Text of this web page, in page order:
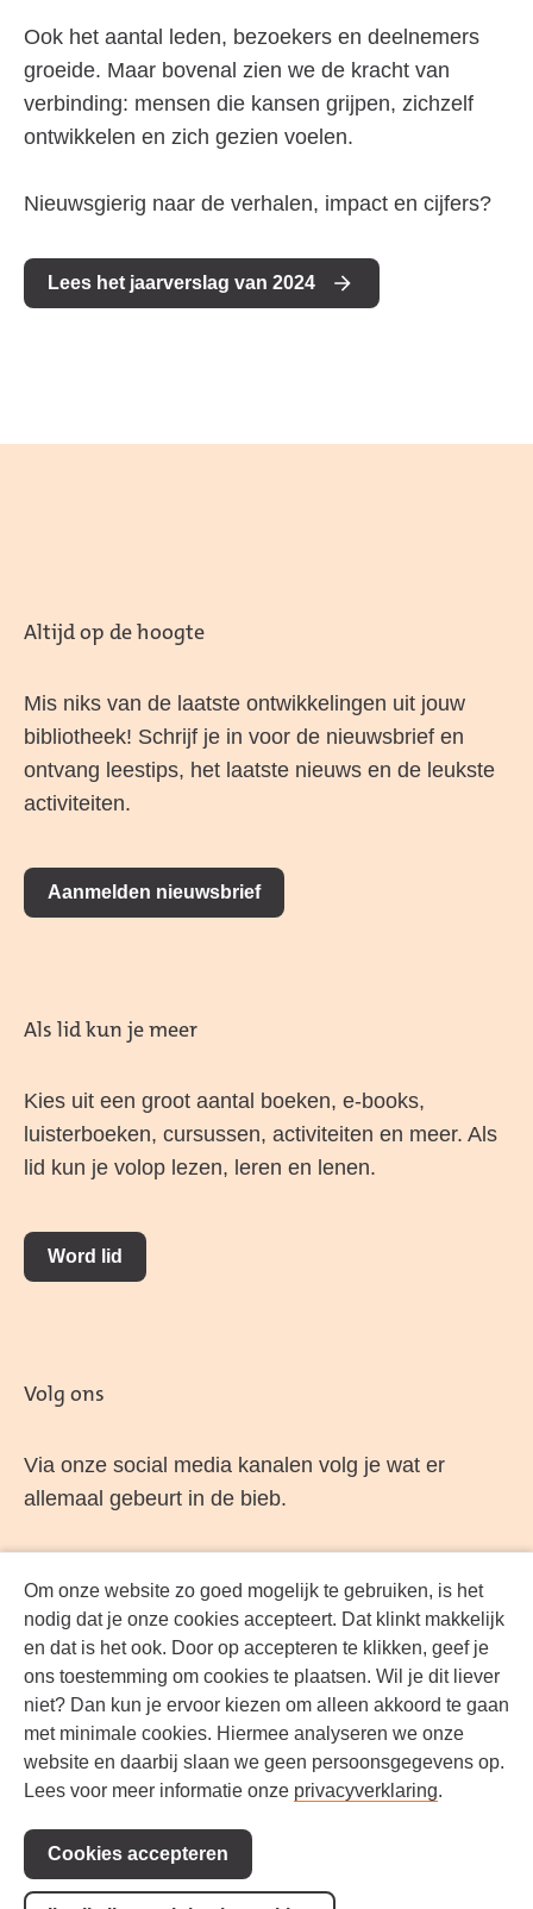
Om onze website zo goed mogelijk te gebruiken, is het
nodig dat je onze cookies accepteert. Dat klinkt makkelijk
en dat is het ook. Door op accepteren te klikken, geef je
ons toestemming om cookies te plaatsen. Wil je dit liever
niet? Dan kun je ervoor kiezen om alleen akkoord te gaan
met minimale cookies. Hiermee analyseren we onze
website en daarbij slaan we geen persoonsgegevens op.
Lees voor meer informatie onze privacyverklaring.
Cookies accepteren
Ook het aantal leden, bezoekers en deelnemers
groeide. Maar bovenal zien we de kracht van
verbinding: mensen die kansen grijpen, zichzelf
ontwikkelen en zich gezien voelen.
Nieuwsgierig naar de verhalen, impact en cijfers?
Lees het jaarverslag van 2024
Altijd op de hoogte
Mis niks van de laatste ontwikkelingen uit jouw
bibliotheek! Schrijf je in voor de nieuwsbrief en
ontvang leestips, het laatste nieuws en de leukste
activiteiten.
Aanmelden nieuwsbrief
Als lid kun je meer
Kies uit een groot aantal boeken, e-books,
luisterboeken, cursussen, activiteiten en meer. Als
lid kun je volop lezen, leren en lenen.
Word lid
Volg ons
Via onze social media kanalen volg je wat er
allemaal gebeurt in de bieb.
FacebookLinkedInInstagramYouTube
Werken bij Geef een gift